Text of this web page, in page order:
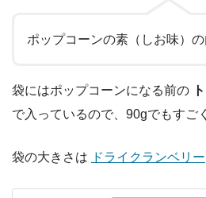
ポップコーンの素（しお味）
袋にはポップコーンになる前の
で入っているので、90gでもすご
袋の大きさは ドライクランベリー